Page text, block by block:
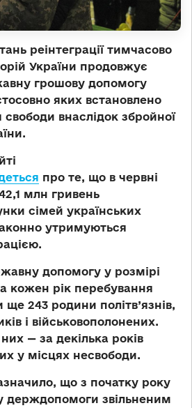
реінтеграції тимчасово
України продовжує
грошову допомогу
яких встановлено
внаслідок збройної
про те, що в червні
млн гривень
сімей українських
утримуються
допомогу у розмірі
кожен рік перебування
243 родини політв’язнів,
і військовополонених.
— за декілька років
у місцях несвободи.
що з початку року
держдопомоги звільненим